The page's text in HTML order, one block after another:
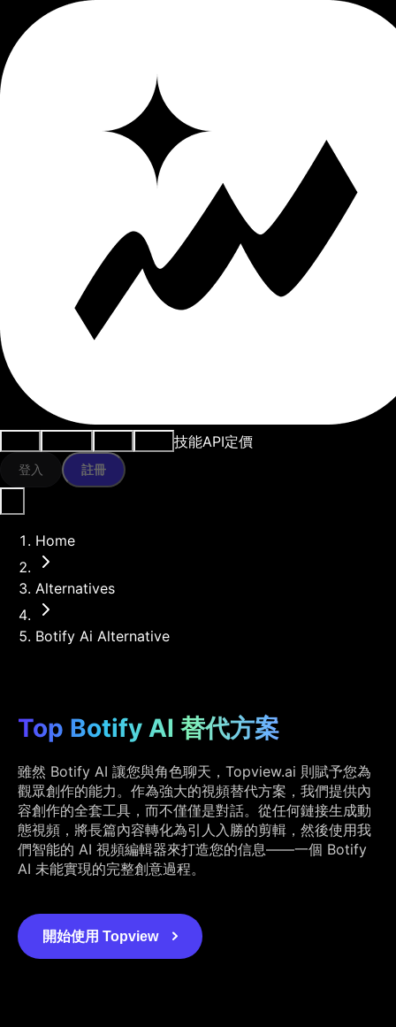
技能API定價
登入 註冊
Home
Alternatives
Botify Ai Alternative
Top Botify AI 替代方案
雖然 Botify AI 讓您與角色聊天，Topview.ai 則賦予您為
觀眾創作的能力。作為強大的視頻替代方案，我們提供內
容創作的全套工具，而不僅僅是對話。從任何鏈接生成動
態視頻，將長篇內容轉化為引人入勝的剪輯，然後使用我
們智能的 AI 視頻編輯器來打造您的信息——一個 Botify
AI 未能實現的完整創意過程。
開始使用 Topview